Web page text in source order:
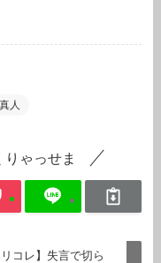
人
ゃっせま
リコレ】失言で切ら